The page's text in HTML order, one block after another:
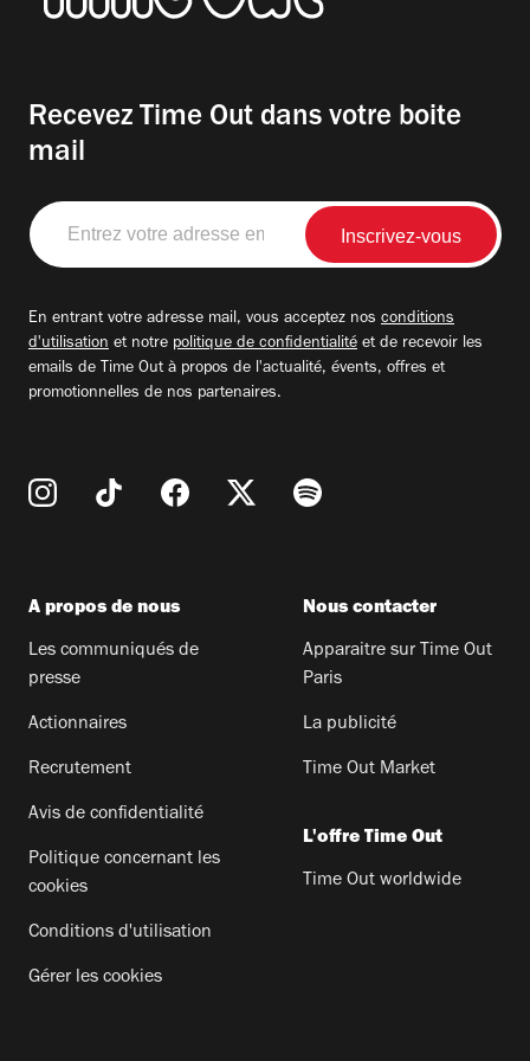
Recevez Time Out dans votre boite
mail
Entrez
votre
adresse
En entrant votre adresse mail, vous acceptez nos conditions
d'utilisation et notre politique de confidentialité et de recevoir les
emails de Time Out à propos de l'actualité, évents, offres et
promotionnelles de nos partenaires.
A propos de nous
Les communiqués de
presse
Actionnaires
Recrutement
Avis de confidentialité
Politique concernant les
cookies
Conditions d'utilisation
Gérer les cookies
Nous contacter
Apparaitre sur Time Out
Paris
La publicité
Time Out Market
L'offre Time Out
Time Out worldwide